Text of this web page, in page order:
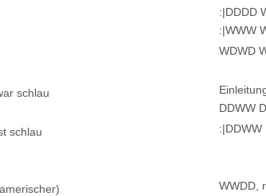
:|DDDD
:|WWW
WDWD
schlau
DDWW
schlau
:|DDWW
WWDD,